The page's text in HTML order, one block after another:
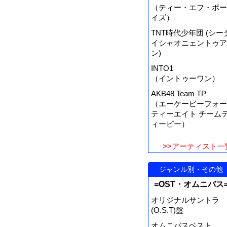
（ティー・エフ・ボー
イズ）
TNT時代少年団 (シー
イシャオニェントゥア
ン)
INTO1
（イントゥーワン）
AKB48 Team TP
（エーケービーフォー
ティーエイト チーム
ィーピー）
>>アーティスト一
ジャンル別・その他
=OST・オムニバス
オリジナルサントラ
(O.S.T)盤